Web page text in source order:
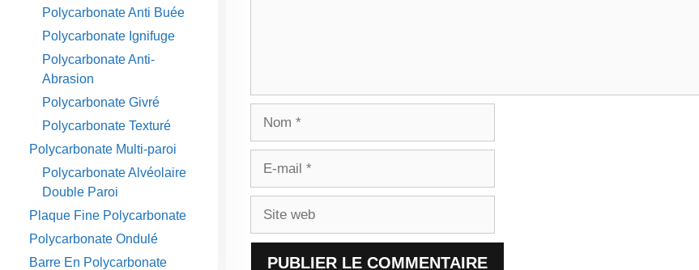
Polycarbonate Anti Buée
Polycarbonate Ignifuge
Polycarbonate Anti-
Abrasion
Polycarbonate Givré
Polycarbonate Texturé
Polycarbonate Multi-paroi
Polycarbonate Alvéolaire
Double Paroi
Plaque Fine Polycarbonate
Polycarbonate Ondulé
Barre En Polycarbonate